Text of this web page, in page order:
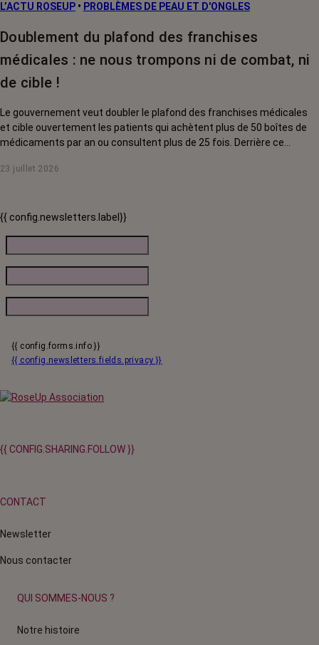
L’ACTU ROSEUP • PROBLÈMES DE PEAU ET D'ONGLES
Doublement du plafond des franchises
médicales : ne nous trompons ni de combat, ni
de cible !
Le gouvernement veut doubler le plafond des franchises médicales
et cible ouvertement les patients qui achètent plus de 50 boîtes de
médicaments par an ou consultent plus de 25 fois. Derrière ce
chroniques, et en premier lieu les personnes touchées par un cancer,
23 juillet 2026
{{ config.newsletters.label}}
{{ config.forms.info }}
{{ config.newsletters.fields.privacy }}
{{ CONFIG.SHARING.FOLLOW }}
CONTACT
Newsletter
Nous contacter
QUI SOMMES-NOUS ?
Notre histoire